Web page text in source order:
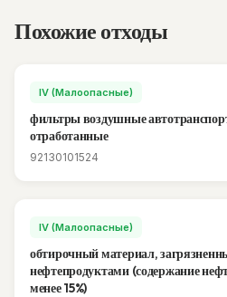
Похожие отходы
IV (Малоопасные)
фильтры воздушные
отработанные
92130101524
IV (Малоопасные)
обтирочный материал,
нефтепродуктами (содержание
менее 15%)